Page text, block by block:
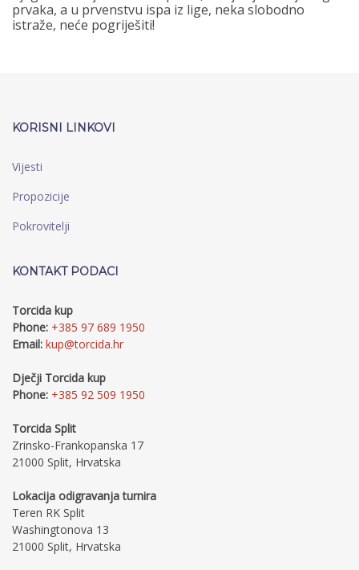
prvaka, a u prvenstvu ispa iz lige, neka slobodno
istraže, neće pogriješiti!
KORISNI LINKOVI
Vijesti
Propozicije
Pokrovitelji
KONTAKT PODACI
Torcida kup
Phone: +385 97 689 1950
Email: kup@torcida.hr
Dječji Torcida kup
Phone: +385 92 509 1950
Torcida Split
Zrinsko-Frankopanska 17
21000 Split, Hrvatska
Lokacija odigravanja turnira
Teren RK Split
Washingtonova 13
21000 Split, Hrvatska